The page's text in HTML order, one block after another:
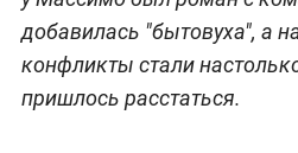
добавилась "бытовуха", а
конфликты стали
пришлось расстаться.